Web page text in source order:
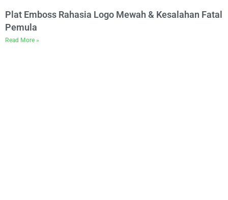
Plat Emboss Rahasia Logo Mewah & Kesalahan Fatal
Pemula
Read More »